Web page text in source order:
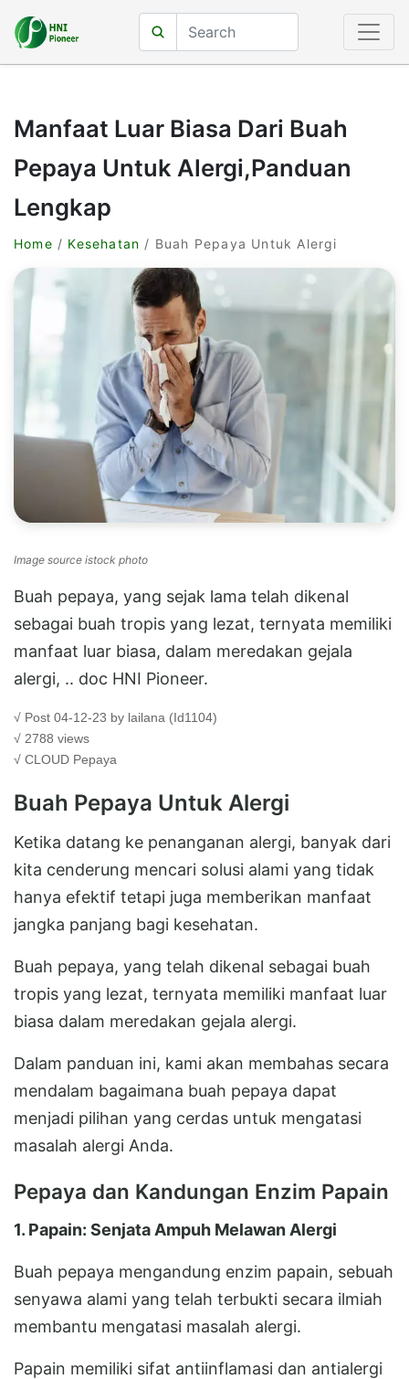
Manfaat Luar Biasa Dari Buah
Pepaya Untuk Alergi,Panduan
Lengkap
Home / Kesehatan / Buah Pepaya Untuk Alergi
Image source istock photo
Buah pepaya, yang sejak lama telah dikenal
sebagai buah tropis yang lezat, ternyata memiliki
manfaat luar biasa, dalam meredakan gejala
alergi, .. doc HNI Pioneer.
√ Post 04-12-23 by lailana (Id1104)
√ 2788 views
√ CLOUD Pepaya
Buah Pepaya Untuk Alergi
Ketika datang ke penanganan alergi, banyak dari
kita cenderung mencari solusi alami yang tidak
hanya efektif tetapi juga memberikan manfaat
jangka panjang bagi kesehatan.
Buah pepaya, yang telah dikenal sebagai buah
tropis yang lezat, ternyata memiliki manfaat luar
biasa dalam meredakan gejala alergi.
Dalam panduan ini, kami akan membahas secara
mendalam bagaimana buah pepaya dapat
menjadi pilihan yang cerdas untuk mengatasi
masalah alergi Anda.
Pepaya dan Kandungan Enzim Papain
1. Papain: Senjata Ampuh Melawan Alergi
Buah pepaya mengandung enzim papain, sebuah
senyawa alami yang telah terbukti secara ilmiah
membantu mengatasi masalah alergi.
Papain memiliki sifat antiinflamasi dan antialergi